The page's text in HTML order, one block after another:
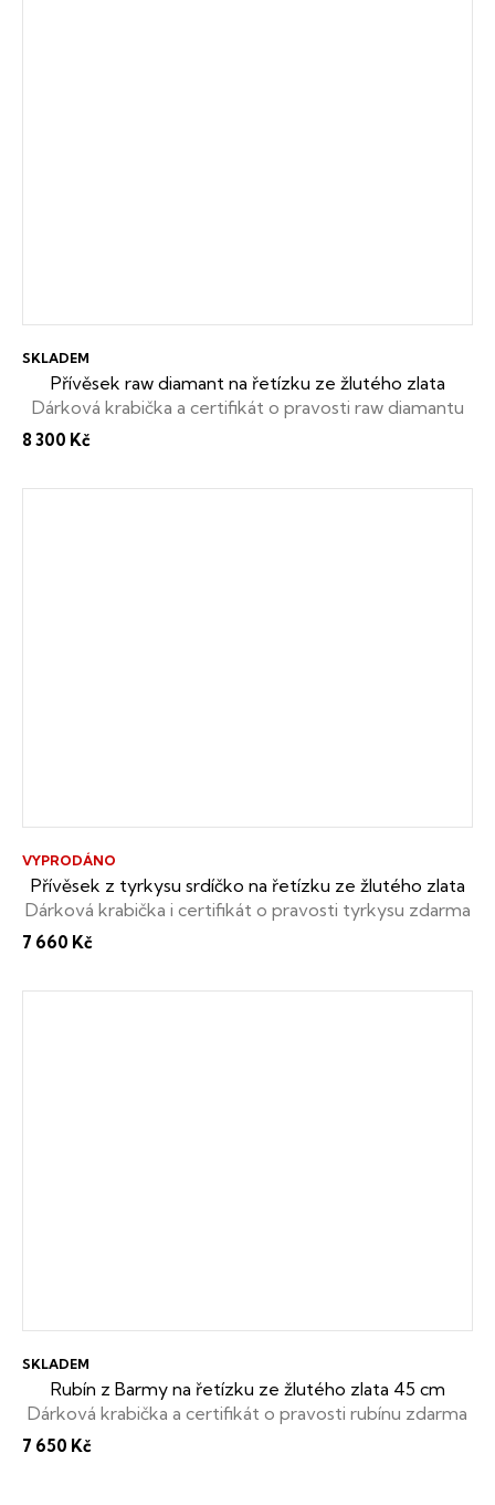
Přívěsek raw diamant na řetízku ze žlutého zlata
Dárková krabička a certifikát o pravosti raw diamantu
SKLADEM
8 300 Kč
Přívěsek z tyrkysu srdíčko na řetízku ze žlutého zlata
Dárková krabička i certifikát o pravosti tyrkysu zdarma
VYPRODÁNO
7 660 Kč
Rubín z Barmy na řetízku ze žlutého zlata 45 cm
Dárková krabička a certifikát o pravosti rubínu zdarma
SKLADEM
7 650 Kč